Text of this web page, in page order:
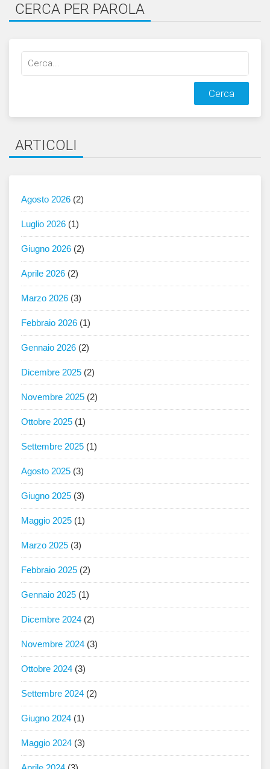
CERCA PER PAROLA
Cerca
qualcosa:
ARTICOLI
Agosto 2026 (2)
Luglio 2026 (1)
Giugno 2026 (2)
Aprile 2026 (2)
Marzo 2026 (3)
Febbraio 2026 (1)
Gennaio 2026 (2)
Dicembre 2025 (2)
Novembre 2025 (2)
Ottobre 2025 (1)
Settembre 2025 (1)
Agosto 2025 (3)
Giugno 2025 (3)
Maggio 2025 (1)
Marzo 2025 (3)
Febbraio 2025 (2)
Gennaio 2025 (1)
Dicembre 2024 (2)
Novembre 2024 (3)
Ottobre 2024 (3)
Settembre 2024 (2)
Giugno 2024 (1)
Maggio 2024 (3)